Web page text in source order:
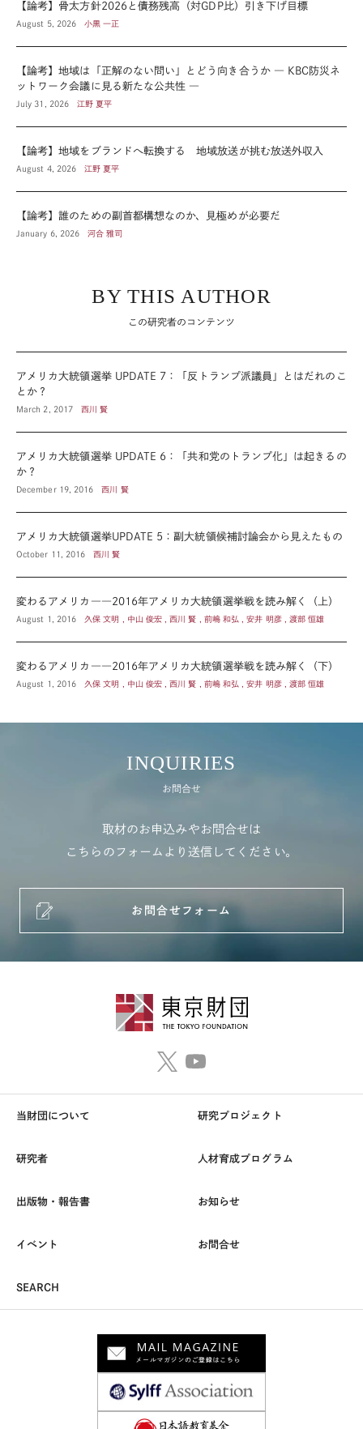
【論考】骨太方針2026と債務残高（対GDP比）引き下げ目標
August 5, 2026 小黒 一正
【論考】地域は「正解のない問い」とどう向き合うか ― KBC防災ネ
ットワーク会議に見る新たな公共性 ―
July 31, 2026 江野 夏平
【論考】地域をブランドへ転換する 地域放送が挑む放送外収入
August 4, 2026 江野 夏平
【論考】誰のための副首都構想なのか、見極めが必要だ
January 6, 2026 河合 雅司
BY THIS AUTHOR
この研究者のコンテンツ
アメリカ大統領選挙 UPDATE 7：「反トランプ派議員」とはだれのこ
とか？
March 2, 2017 西川 賢
アメリカ大統領選挙 UPDATE 6：「共和党のトランプ化」は起きるの
か？
December 19, 2016 西川 賢
アメリカ大統領選挙UPDATE 5：副大統領候補討論会から見えたもの
October 11, 2016 西川 賢
変わるアメリカ――2016年アメリカ大統領選挙戦を読み解く（上）
August 1, 2016 久保 文明 , 中山 俊宏 , 西川 賢 , 前嶋 和弘 , 安井 明彦 , 渡部 恒雄
変わるアメリカ――2016年アメリカ大統領選挙戦を読み解く（下）
August 1, 2016 久保 文明 , 中山 俊宏 , 西川 賢 , 前嶋 和弘 , 安井 明彦 , 渡部 恒雄
INQUIRIES
お問合せ
取材のお申込みやお問合せは
こちらのフォームより送信してください。
お問合せフォーム
当財団について 研究プロジェクト
研究者 人材育成プログラム
出版物・報告書 お知らせ
イベント お問合せ
SEARCH